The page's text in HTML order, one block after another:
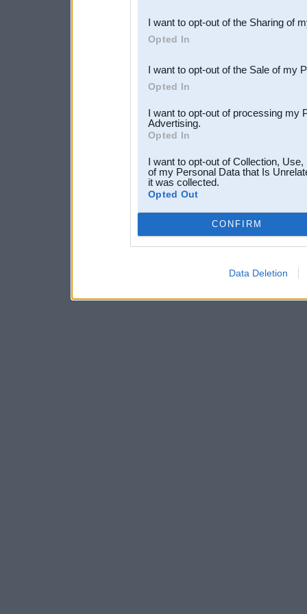
Downstream Participants
third parties.
I want to opt-out of the Sharing of
Opted In
I want to opt-out of the Sale of my
Opted In
I want to opt-out of processing my
Advertising.
Opted In
I want to opt-out of Collection,
of my Personal Data that Is
it was collected.
Opted Out
CONFIRM
Data Deletion